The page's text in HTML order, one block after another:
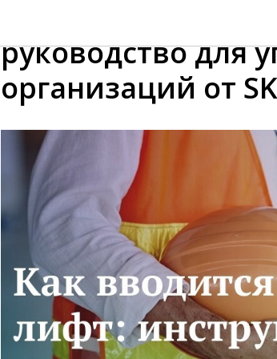
Ввод лифта в
руководство для
организаций от